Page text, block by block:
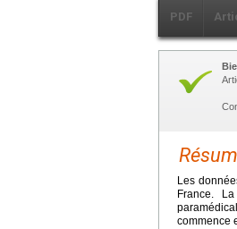
PDF
Les
France.
commence